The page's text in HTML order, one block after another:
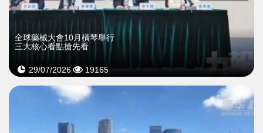
全球藥械大會10月橫琴舉行
三大核心看點搶先看
29/07/2026 19165